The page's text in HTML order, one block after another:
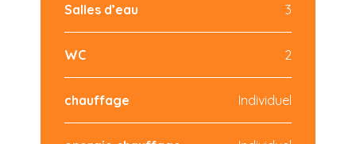
Salles d’eau 3
WC 2
chauffage Individuel